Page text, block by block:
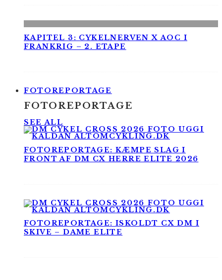
KAPITEL 3: CYKELNERVEN X AOC I
FRANKRIG – 2. ETAPE
FOTOREPORTAGE
FOTOREPORTAGE
SEE ALL
FOTOREPORTAGE: KÆMPE SLAG I
FRONT AF DM CX HERRE ELITE 2026
FOTOREPORTAGE: ISKOLDT CX DM I
SKIVE – DAME ELITE